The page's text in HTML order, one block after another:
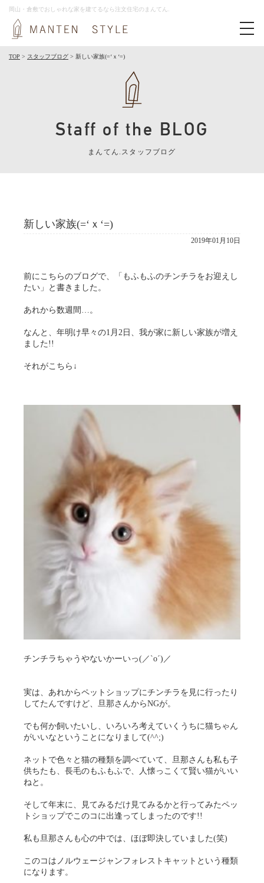
岡山・倉敷でおしゃれな家を建てるなら注文住宅のまんてん.
TOP > スタッフブログ > 新しい家族(=‘ｘ‘=)
Staff of the BLOG
まんてん.スタッフブログ
新しい家族(=‘ｘ‘=)
2019年01月10日
前にこちらのブログで、「もふもふのチンチラをお迎えし
たい」と書きました。
あれから数週間…。
なんと、年明け早々の1月2日、我が家に新しい家族が増え
ました!!
それがこちら↓
チンチラちゃうやないかーいっ(／`o´)／
実は、あれからペットショップにチンチラを見に行ったり
してたんですけど、旦那さんからNGが。
でも何か飼いたいし、いろいろ考えていくうちに猫ちゃん
がいいなということになりまして(^^;)
ネットで色々と猫の種類を調べていて、旦那さんも私も子
供ちたも、長毛のもふもふで、人懐っこくて賢い猫がいい
ねと。
そして年末に、見てみるだけ見てみるかと行ってみたペッ
トショップでこのコに出逢ってしまったのです!!
私も旦那さんも心の中では、ほぼ即決していました(笑)
このコはノルウェージャンフォレストキャットという種類
になります。